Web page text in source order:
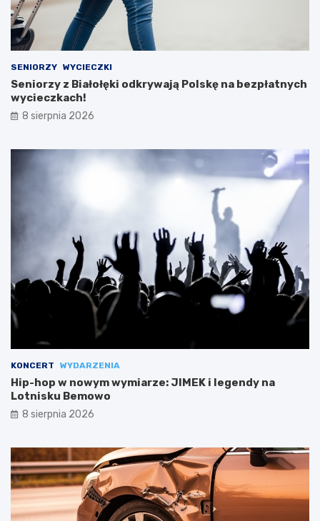
SENIORZY WYCIECZKI
Seniorzy z Białołęki odkrywają Polskę na bezpłatnych
wycieczkach!
8 sierpnia 2026
KONCERT WYDARZENIA
Hip-hop w nowym wymiarze: JIMEK i legendy na
Lotnisku Bemowo
8 sierpnia 2026